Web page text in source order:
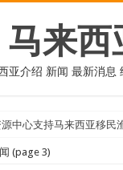
马来西
亚介绍 新闻 最新消息
中心支持马来西亚移民
(page 3)